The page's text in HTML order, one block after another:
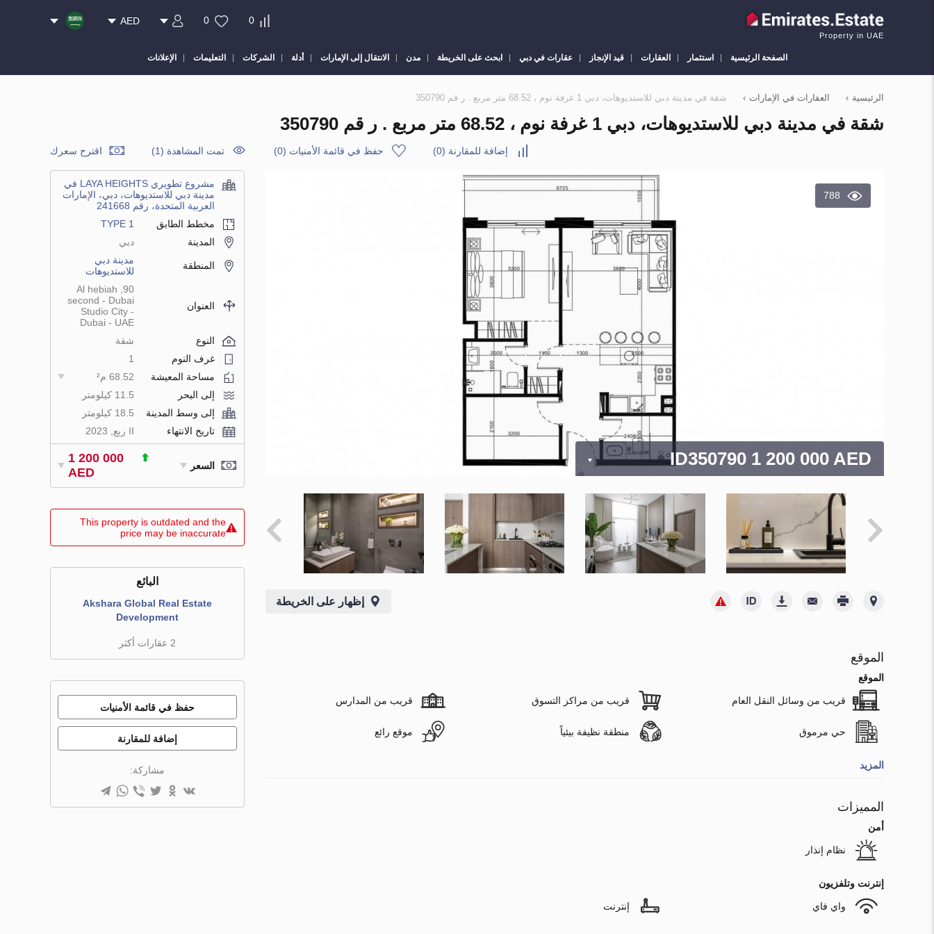
Property in UAE
0
0
AED
الصفحة الرئيسية استثمار العقارات قيد الإنجاز عقارات في دبي ابحث على الخريطة مدن الانتقال إلى الإمارات أدلة الشركات التعليمات الإعلانات
الرئيسية › العقارات في الإمارات › شقة في مدينة دبي للاستديوهات، دبي 1 غرفة نوم ، 68.52 متر مربع . ر قم 350790
شقة في مدينة دبي للاستديوهات، دبي 1 غرفة نوم ، 68.52 متر مربع . ر قم 350790
إضافة للمقارنة (
0
) حفظ في قائمة الأمنيات (
0
) تمت المشاهدة (1) اقترح سعرك
788
ID350790 1 200 000 AED
إظهار على الخريطة
الموقع
الموقع
قريب من وسائل النقل العام قريب من مراكز التسوق قريب من المدارس
حي مرموق منطقة نظيفة بيئياً موقع رائع
المزيد
المميزات
أمن
نظام إنذار
إنترنت وتلفزيون
واي فاي إنترنت
مشروع تطويري LAYA HEIGHTS في
مدينة دبي للاستديوهات، دبي، الإمارات
العربية المتحدة، رقم 241668
مخطط الطابق
TYPE 1
المدينة
دبي
المنطقة
مدينة دبي
للاستديوهات
العنوان
90, Al hebiah
second - Dubai
Studio City -
Dubai - UAE
النوع
شقة
غرف النوم
1
مساحة المعيشة
68.52 م²
إلى البحر
11.5 كيلومتر
إلى وسط المدينة
18.5 كيلومتر
تاريخ الانتهاء
II ربع, 2023
السعر
1 200 000
AED
This property is outdated and the
price may be inaccurate
البائع
Akshara Global Real Estate
Development
2 عقارات أكثر
حفظ في قائمة الأمنيات
إضافة للمقارنة
مشاركة: